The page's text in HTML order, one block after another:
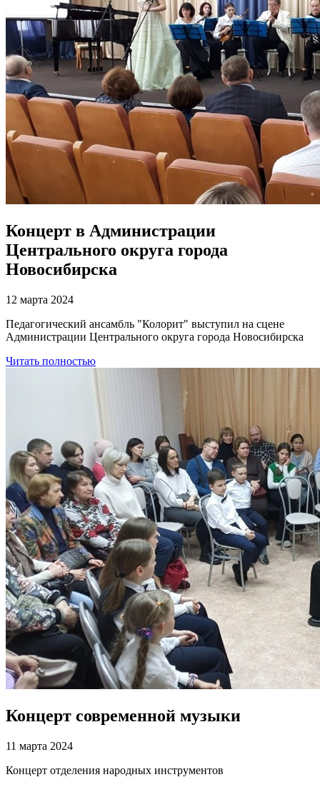
Концерт в Администрации
Центрального округа города
Новосибирска
12 марта 2024
Педагогический ансамбль "Колорит" выступил на сцене
Администрации Центрального округа города Новосибирска
Читать полностью
Концерт современной музыки
11 марта 2024
Концерт отделения народных инструментов